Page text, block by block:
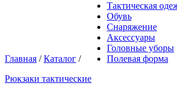
Главная /Каталог /
Тактическая
Обувь
Снаряжение
Аксессуары
Головные уборы
Полевая форма
Рюкзаки тактические